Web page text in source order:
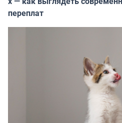
переплат